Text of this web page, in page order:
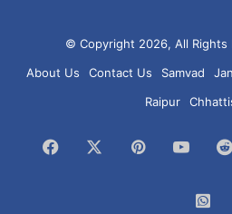
© Copyright 2026, All Rights
About Us
Contact Us Samvad
Raipur
Facebook Pinterest